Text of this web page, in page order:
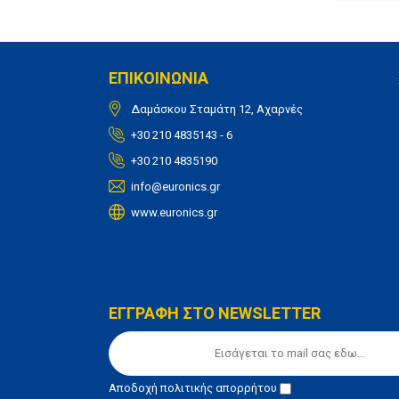
ΕΠΙΚΟΙΝΩΝΙΑ
Δαμάσκου Σταμάτη 12, Αχαρνές
+30 210 4835143 - 6
+30 210 4835190
info@euronics.gr
www.euronics.gr
ΕΓΓΡΑΦΗ ΣΤΟ NEWSLETTER
Αποδοχήπολιτικής απορρήτου